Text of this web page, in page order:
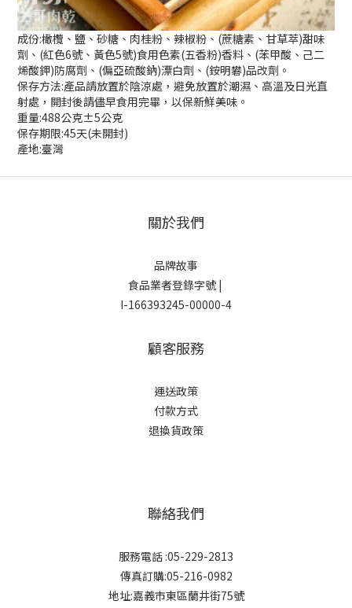
成份:橄欖、鹽、砂糖、肉桂粉、辣椒粉、(蔗糖素、甘草萃)甜味
劑、(紅色6號、黃色5號)食用色素(五香粉)香料、(苯甲酸、己二
烯酸鉀)防腐劑、(偏亞硫酸鈉)漂白劑、(銨明礬)品改劑。
保存方法:產品請放置於陰涼處，避免放置於潮濕、高溫及日光直
射處，開封後請儘早食用完畢，以保新鮮美味。
重量:488公克±5公克
保存期限:45天(未開封)
產地:臺灣
關於我們
品牌故事
食品業者登錄字號 |
I-166393245-00000-4
顧客服務
運送政策
付款方式
退換貨政策
聯絡我們
服務電話 :05-229-2813
傳真訂購:05-216-0982
地址:嘉義市東區蘭井街75號